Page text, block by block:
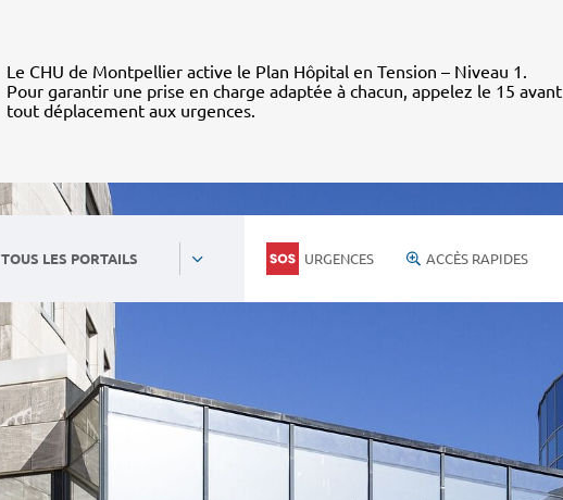
Le CHU de Montpellier active le Plan Hôpital en Tension – Niveau 1.
Pour garantir une prise en charge adaptée à chacun, appelez le 15 avant
tout déplacement aux urgences.
TOUS LES PORTAILS URGENCES ACCÈS RAPIDES